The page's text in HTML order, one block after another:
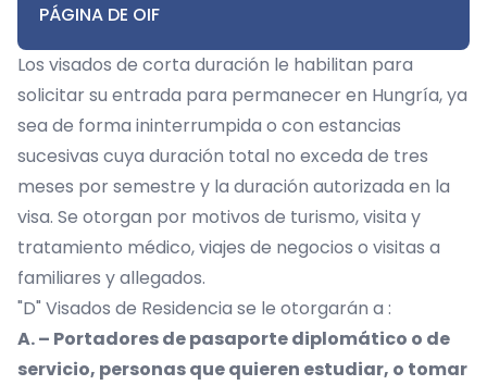
PÁGINA DE OIF
Los visados de corta duración le habilitan para
solicitar su entrada para permanecer en Hungría, ya
sea de forma ininterrumpida o con estancias
sucesivas cuya duración total no exceda de tres
meses por semestre y la duración autorizada en la
visa. Se otorgan por motivos de turismo, visita y
tratamiento médico, viajes de negocios o visitas a
familiares y allegados.
"D" Visados de Residencia se le otorgarán a :
A. – Portadores de pasaporte diplomático o de
servicio, personas que quieren estudiar, o tomar